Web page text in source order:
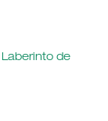
Laberinto de